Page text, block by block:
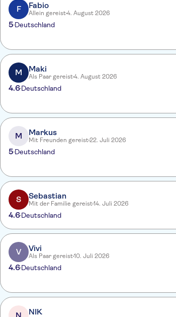
F Fabio
Allein gereist4. August 2026
5 Deutschland
M Maki
Als Paar gereist4. August 2026
4.6Deutschland
M Markus
Mit Freunden gereist22. Juli 2026
5 Deutschland
S Sebastian
Mit der Familie gereist14. Juli 2026
4.6Deutschland
V Vivi
Als Paar gereist10. Juli 2026
4.6Deutschland
NIK